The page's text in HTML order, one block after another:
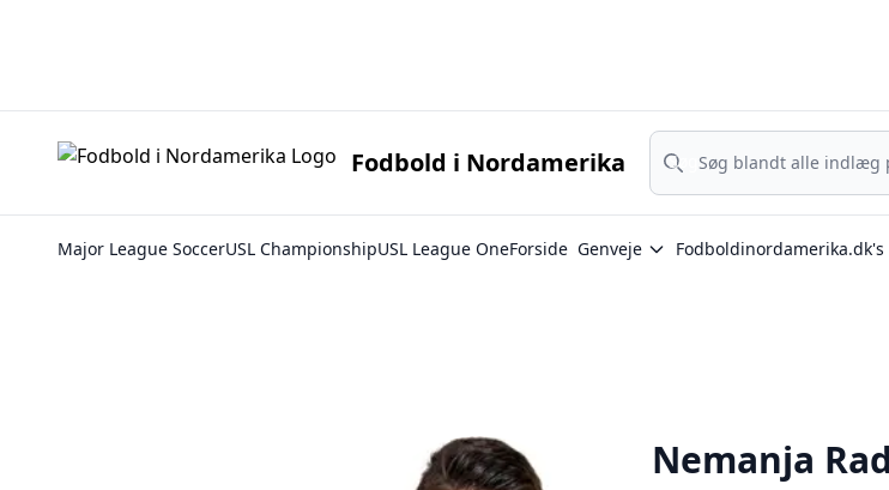
Fodbold i Nordamerika
Søg
Søg
Major League SoccerUSL ChampionshipUSL League OneForside Genveje Fodboldinordamerika.dk's
Nemanja